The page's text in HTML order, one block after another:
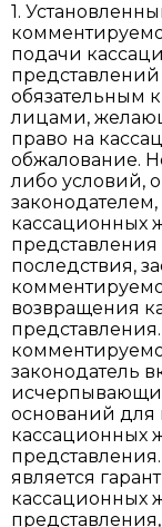
1.
подачи
представлений
обязательным
лицами,
право на
обжалование.
либо условий,
кассационных
последствия,
возвращения
представления.
законодатель
оснований для
кассационных
является
кассационных